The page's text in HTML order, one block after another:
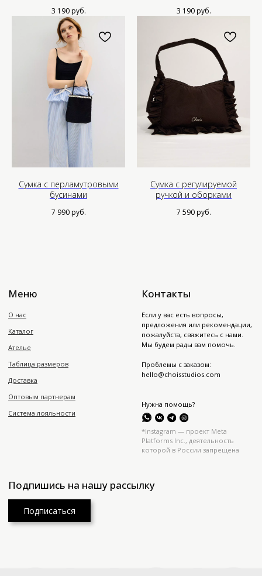
3 190 руб. 3 190 руб.
Сумка с перламутровыми
бусинами
7 990 руб.
Сумка с регулируемой
ручкой и оборками
7 590 руб.
Юр. информация
Политика конфиденциальности